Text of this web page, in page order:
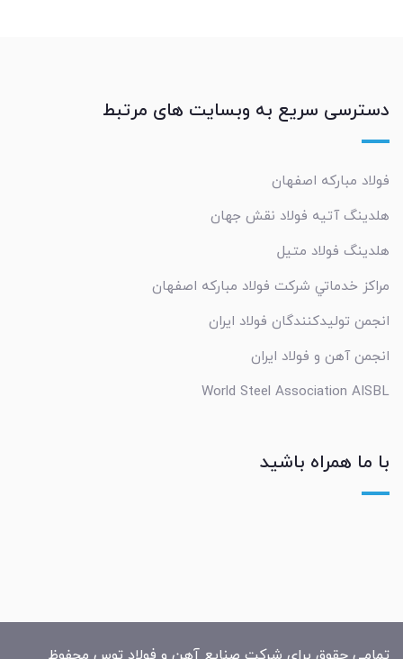
دسترسی سریع به وبسایت های مرتبط
فولاد مبارکه اصفهان
هلدینگ آتیه فولاد نقش جهان
هلدینگ فولاد متیل
مراکز خدماتي شرکت فولاد مبارکه اصفهان
انجمن تولیدکنندگان فولاد ایران
انجمن آهن و فولاد ایران
World Steel Association AISBL
با ما همراه باشید